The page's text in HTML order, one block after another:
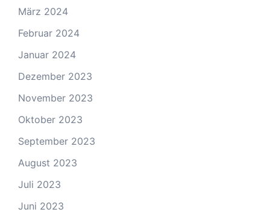
März 2024
Februar 2024
Januar 2024
Dezember 2023
November 2023
Oktober 2023
September 2023
August 2023
Juli 2023
Juni 2023